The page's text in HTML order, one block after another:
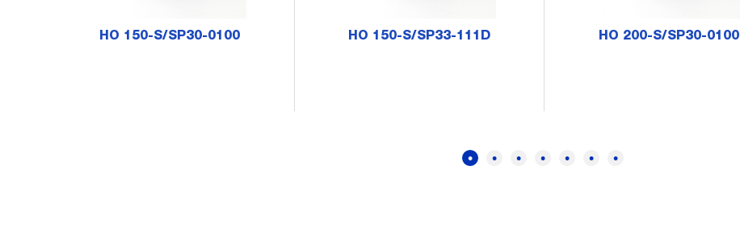
HO 150-S/SP30-0100 HO 150-S/SP33-111D HO 200-S/SP30-0100